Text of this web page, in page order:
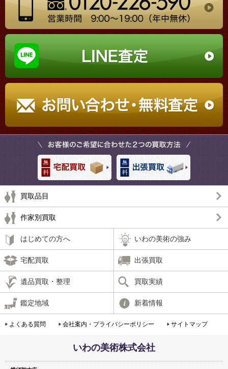
買取品目
作家別買取
はじめての方へ いわの美術の強み
宅配買取 出張買取
遺品買取・整理 買取実績
鑑定地域 新着情報
よくある質問 会社案内・プライバシーポリシー サイトマップ
いわの美術株式会社